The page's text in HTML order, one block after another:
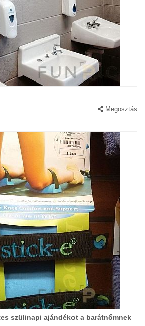
Megosztás
szülinapi ajándékot a barátnőmnek